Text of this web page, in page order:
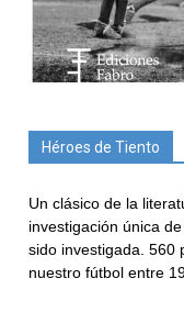
Héroes de Tiento
Un clásico de la
investigación única
sido investigada. 560
nuestro fútbol entre